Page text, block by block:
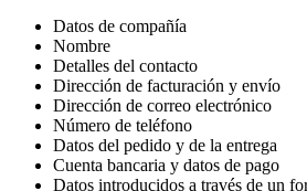
Datos de compañía
Nombre
Detalles del contacto
Dirección de facturación y envío
Dirección de correo electrónico
Número de teléfono
Datos del pedido y de la entrega
Cuenta bancaria y datos de pago
Datos introducidos a través de un